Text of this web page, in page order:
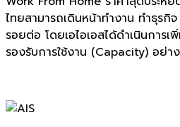
ไทยสามารถเดินหน้าทำงาน ทำธุรกิ
รอยต่อ โดยเอไอเอสได้ดำเนินการเ
รองรับการใช้งาน (Capacity) อย่า